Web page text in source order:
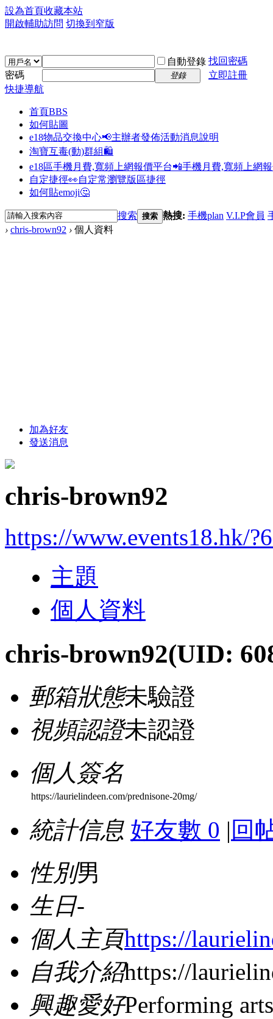
設為首頁收藏本站
開啟輔助訪問 切換到窄版
自動登錄 找回密碼
密碼
登錄
立即註冊
快捷導航
首頁BBS
如何貼圖
e18物品交換中心📢主辦者發佈活動消息說明
淘寶互毒(動)群組🛍️
e18區手機月費,寬頻上網報價平台📲手機月費,寬頻上網
自定捷徑👀自定常瀏覽版區捷徑
如何貼emoji🤔
搜索 搜索 熱搜: 手機plan V.I.P會員
› chris-brown92 › 個人資料
加為好友
發送消息
chris-brown92
https://www.events18.hk/
主題
個人資料
chris-brown92(UID:
郵箱狀態未驗證
視頻認證未認證
個人簽名
https://laurielindeen.com/prednisone-20mg/
統計信息 好友數 0 | 回
性別男
生日-
個人主頁https://
自我介紹https://
興趣愛好Performing arts